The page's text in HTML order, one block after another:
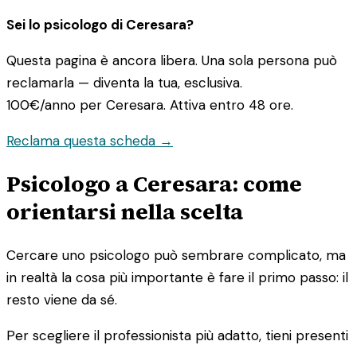
Sei lo psicologo di Ceresara?
Questa pagina è ancora libera. Una sola persona può
reclamarla — diventa la tua, esclusiva.
100€/anno per Ceresara. Attiva entro 48 ore.
Reclama questa scheda →
Psicologo a Ceresara: come
orientarsi nella scelta
Cercare uno psicologo può sembrare complicato, ma
in realtà la cosa più importante è fare il primo passo: il
resto viene da sé.
Per scegliere il professionista più adatto, tieni presenti